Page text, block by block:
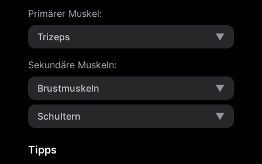
Primärer Muskel:
Trizeps
▼
Sekundäre Muskeln:
Brustmuskeln
▼
Schultern ▼
Tipps